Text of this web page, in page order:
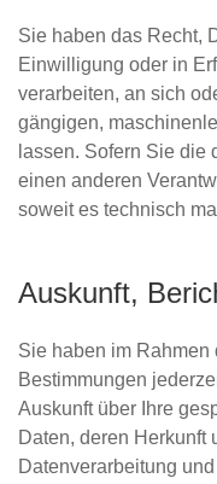
Sie haben das Recht,
Einwilligung oder in
verarbeiten, an sich
gängigen,
lassen. Sofern Sie die
einen anderen
soweit es technisch
Auskunft,
Sie haben im
Bestimmungen
Auskunft über Ihre
Daten, deren Herkunft
Datenverarbeitung